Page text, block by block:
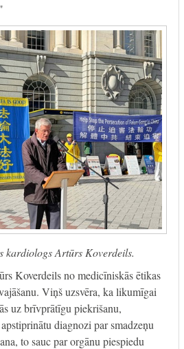
kardiologs Artūrs Koverdeils.
Koverdeils no medicīniskās ētikas
Viņš uzsvēra, ka likumīgai
uz brīvprātīgu piekrišanu,
diagnozi par smadzeņu
to sauc par orgānu piespiedu